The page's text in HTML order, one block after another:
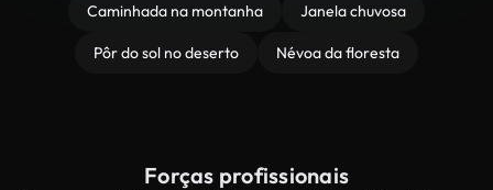
Caminhada na montanha Janela chuvosa
Pôr do sol no deserto Névoa da floresta
Forças profissionais